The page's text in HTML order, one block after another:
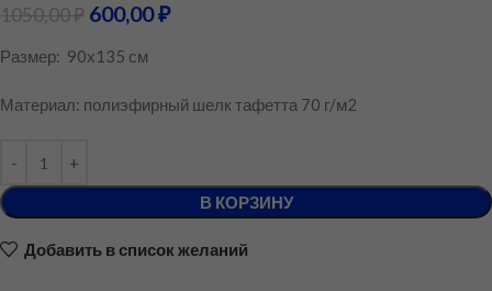
1050,00₽ 600,00₽
Размер: 90х135 см
Материал: полиэфирный шелк тафетта 70 г/м2
В КОРЗИНУ
Добавить в список желаний